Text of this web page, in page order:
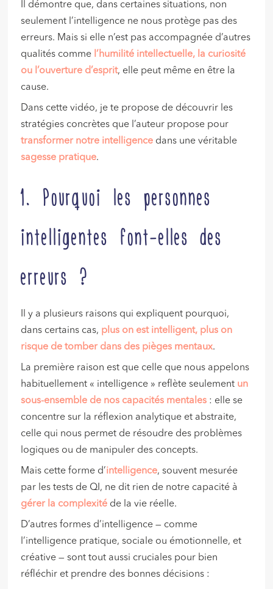
Il démontre que, dans certaines situations, non
seulement l’intelligence ne nous protège pas des
erreurs. Mais si elle n’est pas accompagnée d’autres
qualités comme l’humilité intellectuelle, la curiosité
ou l’ouverture d’esprit, elle peut même en être la
cause.
Dans cette vidéo, je te propose de découvrir les
stratégies concrètes que l’auteur propose pour
transformer notre intelligence dans une véritable
sagesse pratique.
1. Pourquoi les personnes
intelligentes font-elles des
erreurs ?
Il y a plusieurs raisons qui expliquent pourquoi,
dans certains cas, plus on est intelligent, plus on
risque de tomber dans des pièges mentaux.
La première raison est que celle que nous appelons
habituellement « intelligence » reflète seulement un
sous-ensemble de nos capacités mentales : elle se
concentre sur la réflexion analytique et abstraite,
celle qui nous permet de résoudre des problèmes
logiques ou de manipuler des concepts.
Mais cette forme d’intelligence, souvent mesurée
par les tests de QI, ne dit rien de notre capacité à
gérer la complexité de la vie réelle.
D’autres formes d’intelligence — comme
l’intelligence pratique, sociale ou émotionnelle, et
créative — sont tout aussi cruciales pour bien
réfléchir et prendre des bonnes décisions :